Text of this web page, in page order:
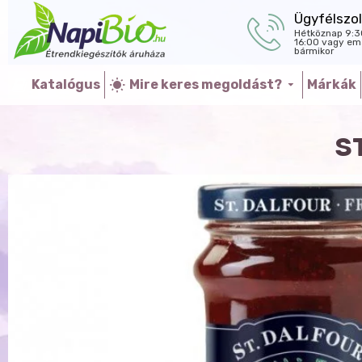
Hétköznap
16:00 vagy
bármikor
Katalógus Mire keres megoldást? Márkák